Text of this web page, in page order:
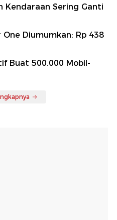
Kendaraan Sering Ganti
Diumumkan: Rp 438
Buat 500.000 Mobil-